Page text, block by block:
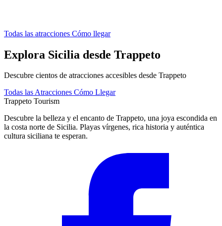
Todas las atracciones Cómo llegar
Explora Sicilia desde Trappeto
Descubre cientos de atracciones accesibles desde Trappeto
Todas las Atracciones Cómo Llegar
Trappeto Tourism
Descubre la belleza y el encanto de Trappeto, una joya escondida en
la costa norte de Sicilia. Playas vírgenes, rica historia y auténtica
cultura siciliana te esperan.